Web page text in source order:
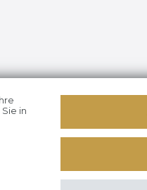
VERTRAG WIDERRUFEN
in